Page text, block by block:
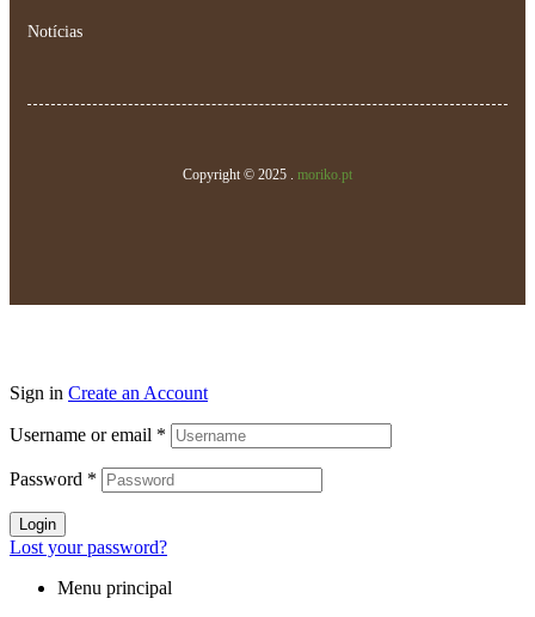
Notícias
Copyright © 2025 . moriko.pt
Sign in Create an Account
Username or email *
Password *
Login
Lost your password?
Menu principal